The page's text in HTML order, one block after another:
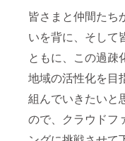
皆さまと仲間たち
いを背に、そして
ともに、この過疎
地域の活性化を目
組んでいきたいと
ので、クラウドフ